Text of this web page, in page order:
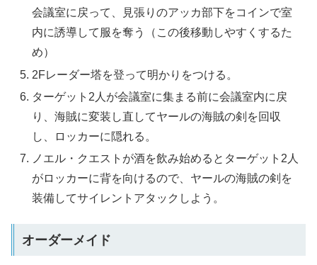
会議室に戻って、見張りのアッカ部下をコインで室
内に誘導して服を奪う（この後移動しやすくするた
め）
2Fレーダー塔を登って明かりをつける。
ターゲット2人が会議室に集まる前に会議室内に戻
り、海賊に変装し直してヤールの海賊の剣を回収
し、ロッカーに隠れる。
ノエル・クエストが酒を飲み始めるとターゲット2人
がロッカーに背を向けるので、ヤールの海賊の剣を
装備してサイレントアタックしよう。
オーダーメイド